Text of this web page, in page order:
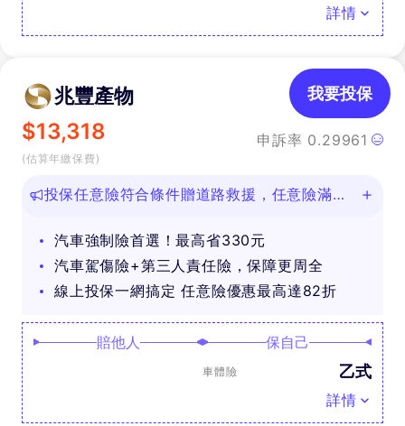
詳情
兆豐產物
$13,318
(估算年繳保費)
申訴率 0.29961
我要投保
投保任意險符合條件贈道路救援，任意險滿
汽車強制險首選！最高省330元
汽車駕傷險+第三人責任險，保障更周全
線上投保一網搞定 任意險優惠最高達82折
賠他人 保自己
車體險 乙式
詳情